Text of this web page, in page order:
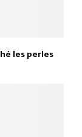
les perles